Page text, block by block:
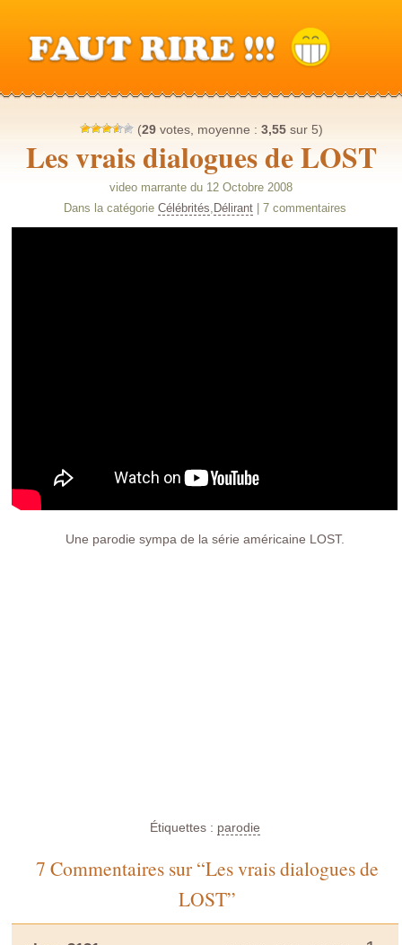
(29votes, moyenne : 3,55sur 5)
Les vrais dialogues de LOST
video marrante du 12 Octobre 2008
Dans la catégorie Célébrités, Délirant| 7 commentaires
Une parodie sympa de la série américaine LOST.
Étiquettes : parodie
7 Commentaires sur “Les vrais dialogues de
LOST”